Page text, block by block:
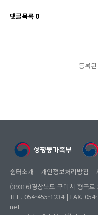
댓글목록 0
등록
쉼터소개 개인정보처리방침
(39316)경상북도 구미시 형곡
TEL. 054-455-1234 | FAX.
net